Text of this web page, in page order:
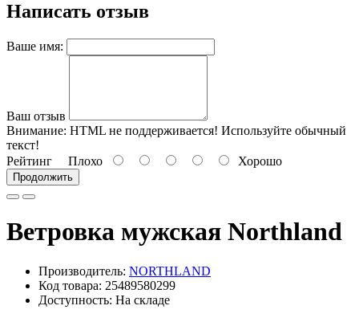
Написать отзыв
Ваше имя:
Ваш отзыв
Внимание: HTML не поддерживается! Используйте обычный
текст!
Рейтинг Плохо Хорошо
Продолжить
Ветровка мужская Northland
Производитель: NORTHLAND
Код товара: 25489580299
Доступность: На складе